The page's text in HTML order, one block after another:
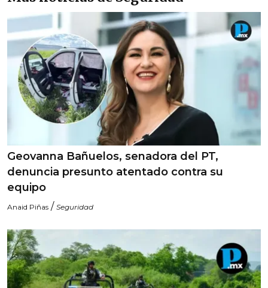
Geovanna Bañuelos, senadora del PT,
denuncia presunto atentado contra su
equipo
Anaid Piñas / Seguridad